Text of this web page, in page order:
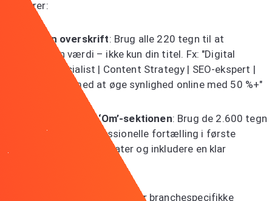
inkluderer:
Optimer din overskrift: Brug alle 220 tegn til at
fremhæve din værdi – ikke kun din titel. Fx: "Digital
Marketing Specialist | Content Strategy | SEO-ekspert |
Hjælper brands med at øge synlighed online med 50 %+"
Fortæl din historie i ‘Om’-sektionen: Brug de 2.600 tegn
til at fortælle din professionelle fortælling i første
person, fremhæve resultater og inkludere en klar
: Integrer branchespecifikke